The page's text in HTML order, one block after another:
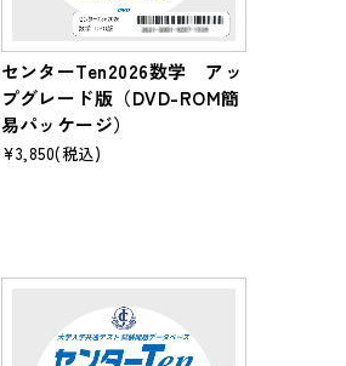
センターTen2026数学 アッ
プグレード版（DVD-ROM簡
易パッケージ）
¥3,850(税込)